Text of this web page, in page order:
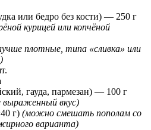
или бедро без кости) — 250 г
курицей или копчёной
плотные, типа «сливка» или
гауда, пармезан) — 100 г
выраженный вкус)
г) (можно смешать пополам со
варианта)